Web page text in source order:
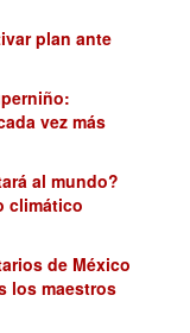
plan ante
vez más
al mundo?
climático
de México
los maestros